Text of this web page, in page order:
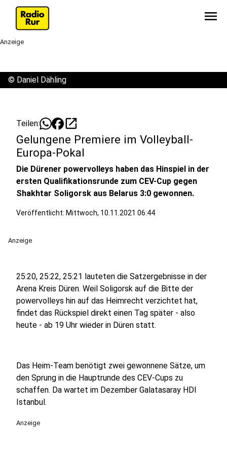
menu
Anzeige
© Daniel Dähling
Teilen: open_in_new
Gelungene Premiere im Volleyball-
Europa-Pokal
Die Dürener powervolleys haben das Hinspiel in der
ersten Qualifikationsrunde zum CEV-Cup gegen
Shakhtar Soligorsk aus Belarus 3:0 gewonnen.
Veröffentlicht: Mittwoch, 10.11.2021 06:44
Anzeige
25:20, 25:22, 25:21 lauteten die Satzergebnisse in der
Arena Kreis Düren. Weil Soligorsk auf die Bitte der
powervolleys hin auf das Heimrecht verzichtet hat,
findet das Rückspiel direkt einen Tag später - also
heute - ab 19 Uhr wieder in Düren statt.
Das Heim-Team benötigt zwei gewonnene Sätze, um
den Sprung in die Hauptrunde des CEV-Cups zu
schaffen. Da wartet im Dezember Galatasaray HDI
Istanbul.
Anzeige